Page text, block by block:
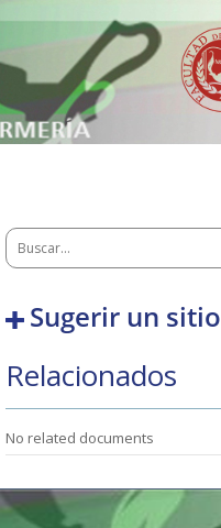
Sugerir un sitio
Relacionados
No related documents